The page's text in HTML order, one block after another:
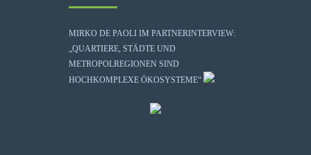
MIRKO DE PAOLI IM PARTNERINTERVIEW:
„QUARTIERE, STÄDTE UND
METROPOLREGIONEN SIND
HOCHKOMPLEXE ÖKOSYSTEME“